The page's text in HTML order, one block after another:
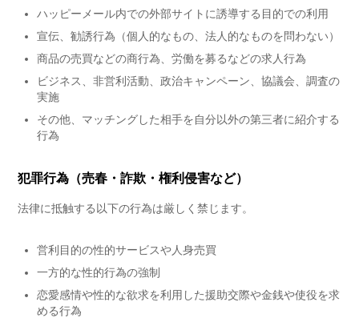
ハッピーメール内での外部サイトに誘導する目的での利用
宣伝、勧誘行為（個人的なもの、法人的なものを問わない）
商品の売買などの商行為、労働を募るなどの求人行為
ビジネス、非営利活動、政治キャンペーン、協議会、調査の
実施
その他、マッチングした相手を自分以外の第三者に紹介する
行為
犯罪行為（売春・詐欺・権利侵害など）
法律に抵触する以下の行為は厳しく禁じます。
営利目的の性的サービスや人身売買
一方的な性的行為の強制
恋愛感情や性的な欲求を利用した援助交際や金銭や使役を求
める行為